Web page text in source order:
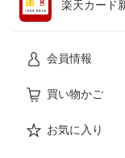
楽天カード
会員情報
買い物かご
お気に入り